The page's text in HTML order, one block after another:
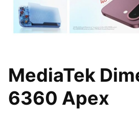
MediaTek
6360 Apex